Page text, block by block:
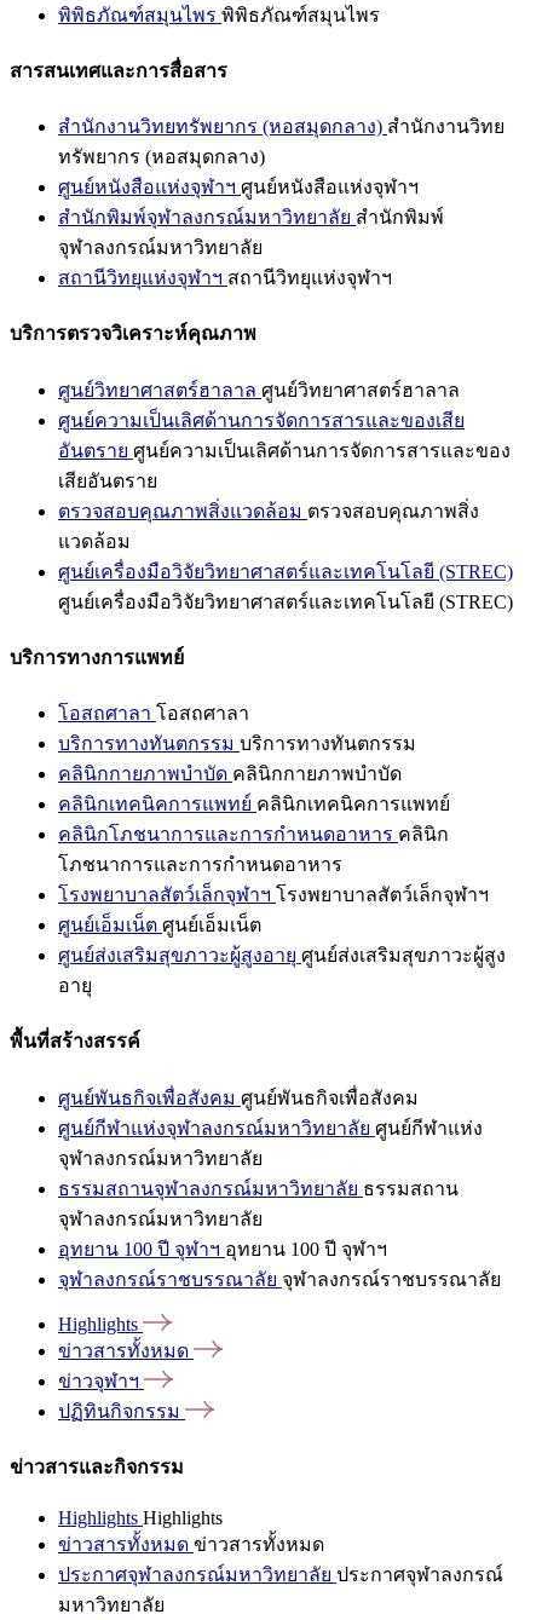
พิพิธภัณฑ์สมุนไพร พิพิธภัณฑ์สมุนไพร
สารสนเทศและการสื่อสาร
สำนักงานวิทยทรัพยากร (หอสมุดกลาง) สำนักงานวิทย
ทรัพยากร (หอสมุดกลาง)
ศูนย์หนังสือแห่งจุฬาฯ ศูนย์หนังสือแห่งจุฬาฯ
สำนักพิมพ์จุฬาลงกรณ์มหาวิทยาลัย สำนักพิมพ์
จุฬาลงกรณ์มหาวิทยาลัย
สถานีวิทยุแห่งจุฬาฯ สถานีวิทยุแห่งจุฬาฯ
บริการตรวจวิเคราะห์คุณภาพ
ศูนย์วิทยาศาสตร์ฮาลาล ศูนย์วิทยาศาสตร์ฮาลาล
ศูนย์ความเป็นเลิศด้านการจัดการสารและของเสีย
อันตราย ศูนย์ความเป็นเลิศด้านการจัดการสารและของ
เสียอันตราย
ตรวจสอบคุณภาพสิ่งแวดล้อม ตรวจสอบคุณภาพสิ่ง
แวดล้อม
ศูนย์เครื่องมือวิจัยวิทยาศาสตร์และเทคโนโลยี (STREC)
ศูนย์เครื่องมือวิจัยวิทยาศาสตร์และเทคโนโลยี (STREC)
บริการทางการแพทย์
โอสถศาลา โอสถศาลา
บริการทางทันตกรรม บริการทางทันตกรรม
คลินิกกายภาพบำบัด คลินิกกายภาพบำบัด
คลินิกเทคนิคการแพทย์ คลินิกเทคนิคการแพทย์
คลินิกโภชนาการและการกำหนดอาหาร คลินิก
โภชนาการและการกำหนดอาหาร
โรงพยาบาลสัตว์เล็กจุฬาฯ โรงพยาบาลสัตว์เล็กจุฬาฯ
ศูนย์เอ็มเน็ต ศูนย์เอ็มเน็ต
ศูนย์ส่งเสริมสุขภาวะผู้สูงอายุ ศูนย์ส่งเสริมสุขภาวะผู้สูง
อายุ
พื้นที่สร้างสรรค์
ศูนย์พันธกิจเพื่อสังคม ศูนย์พันธกิจเพื่อสังคม
ศูนย์กีฬาแห่งจุฬาลงกรณ์มหาวิทยาลัย ศูนย์กีฬาแห่ง
จุฬาลงกรณ์มหาวิทยาลัย
ธรรมสถานจุฬาลงกรณ์มหาวิทยาลัย ธรรมสถาน
จุฬาลงกรณ์มหาวิทยาลัย
อุทยาน 100 ปี จุฬาฯ อุทยาน 100 ปี จุฬาฯ
จุฬาลงกรณ์ราชบรรณาลัย จุฬาลงกรณ์ราชบรรณาลัย
Highlights
ข่าวสารทั้งหมด
ข่าวจุฬาฯ
ปฏิทินกิจกรรม
ข่าวสารและกิจกรรม
Highlights Highlights
ข่าวสารทั้งหมด ข่าวสารทั้งหมด
ประกาศจุฬาลงกรณ์มหาวิทยาลัย ประกาศจุฬาลงกรณ์
มหาวิทยาลัย